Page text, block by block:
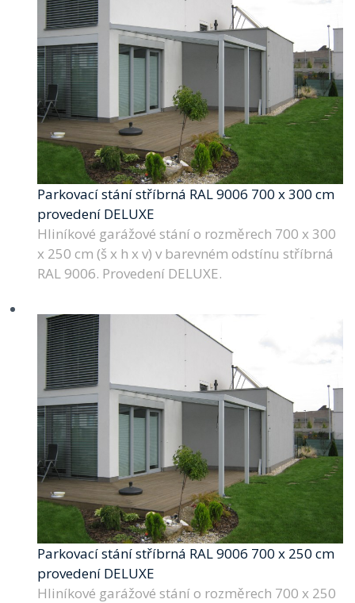
Parkovací stání stříbrná RAL 9006 700 x 300 cm
provedení DELUXE
Hliníkové garážové stání o rozměrech 700 x 300
x 250 cm (š x h x v) v barevném odstínu stříbrná
RAL 9006. Provedení DELUXE.
Parkovací stání stříbrná RAL 9006 700 x 250 cm
provedení DELUXE
Hliníkové garážové stání o rozměrech 700 x 250